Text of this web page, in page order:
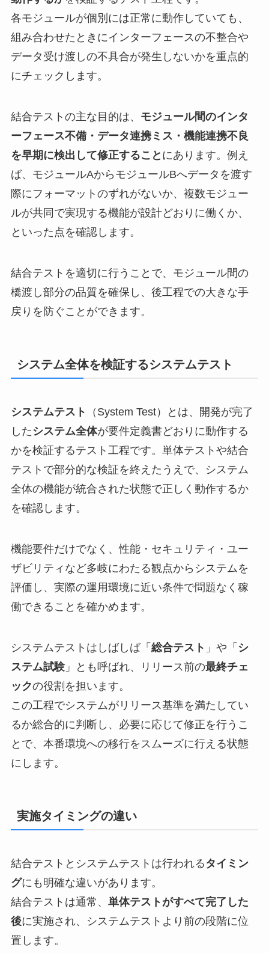
各モジュールが個別には正常に動作していても、
組み合わせたときにインターフェースの不整合や
データ受け渡しの不具合が発生しないかを重点的
にチェックします。
結合テストの主な目的は、 モジュール間のインタ
ーフェース不備・データ連携ミス・機能連携不良
を早期に検出して修正すること にあります。例え
ば、モジュールAからモジュールBへデータを渡す
際にフォーマットのずれがないか、複数モジュー
ルが共同で実現する機能が設計どおりに働くか、
といった点を確認します。
結合テストを適切に行うことで、モジュール間の
橋渡し部分の品質を確保し、後工程での大きな手
戻りを防ぐことができます。
システム全体を検証するシステムテスト
システムテスト
（System Test）とは、開発が完了
した システム全体が要件定義書どおりに動作する
かを検証するテスト工程です。単体テストや結合
テストで部分的な検証を終えたうえで、システム
全体の機能が統合された状態で正しく動作するか
を確認します。
機能要件だけでなく、性能・セキュリティ・ユー
ザビリティなど多岐にわたる観点からシステムを
評価し、実際の運用環境に近い条件で問題なく稼
働できることを確かめます。
システムテストはしばしば「 総合テスト 」や「 シ
ステム試験」とも呼ばれ、リリース前の最終チェ
ックの役割を担います。
この工程でシステムがリリース基準を満たしてい
るか総合的に判断し、必要に応じて修正を行うこ
とで、本番環境への移行をスムーズに行える状態
にします。
実施タイミングの違い
結合テストとシステムテストは行われる タイミン
グにも明確な違いがあります。
結合テストは通常、 単体テストがすべて完了した
後に実施され、システムテストより前の段階に位
置します。